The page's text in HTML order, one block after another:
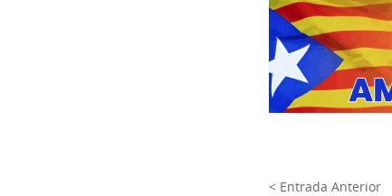
< Entrada Anterior